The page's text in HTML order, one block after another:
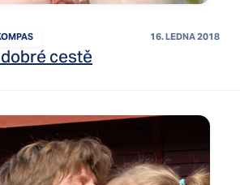
16. LEDNA 2018
cestě